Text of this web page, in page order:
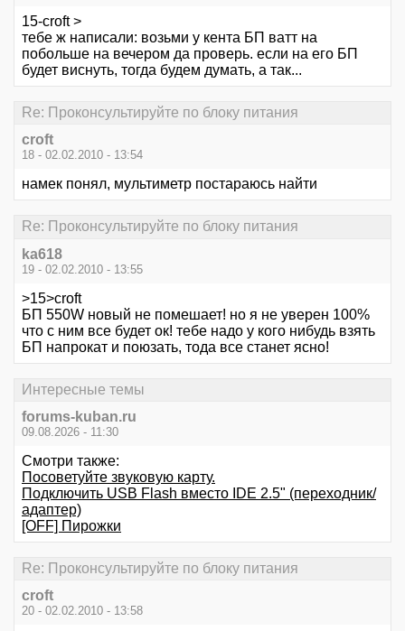
15-croft >
тебе ж написали: возьми у кента БП ватт на
побольше на вечером да проверь. если на его БП
будет виснуть, тогда будем думать, а так...
Re: Проконсультируйте по блоку питания
croft
18 - 02.02.2010 - 13:54
намек понял, мультиметр постараюсь найти
Re: Проконсультируйте по блоку питания
ka618
19 - 02.02.2010 - 13:55
>15>croft
БП 550W новый не помешает! но я не уверен 100%
что с ним все будет ок! тебе надо у кого нибудь взять
БП напрокат и поюзать, тода все станет ясно!
Интересные темы
forums-kuban.ru
09.08.2026 - 11:30
Смотри также:
Посоветуйте звуковую карту.
Подключить USB Flash вместо IDE 2.5" (переходник/
адаптер)
[OFF] Пирожки
Re: Проконсультируйте по блоку питания
croft
20 - 02.02.2010 - 13:58